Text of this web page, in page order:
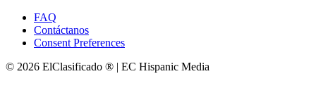
FAQ
Contáctanos
Consent Preferences
© 2026 ElClasificado ® | EC Hispanic Media